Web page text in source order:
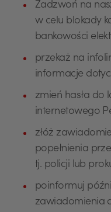
Zadzwoń na
w celu blokady
bankowości
przekaż na
informacje
zmień hasła do
internetowego
złóż
popełnienia
tj. policji lub
poinformuj
zawiadomienia